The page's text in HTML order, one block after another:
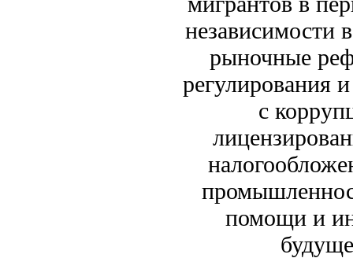
независимости
рыночные
регулирования
с
помощи и